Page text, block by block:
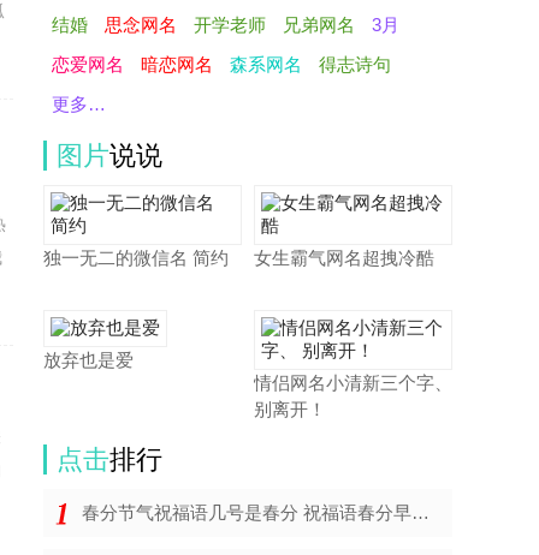
结婚
思念网名 开学老师 兄弟网名
3月
恋爱网名
暗恋网名 森系网名
得志诗句
更多…
图片说说
独一无二的微信名 简约 女生霸气网名超拽冷酷
放弃也是爱
情侣网名小清新三个字、
别离开！
点击排行
春分节气祝福语几号是春分 祝福语春分早上好表情包